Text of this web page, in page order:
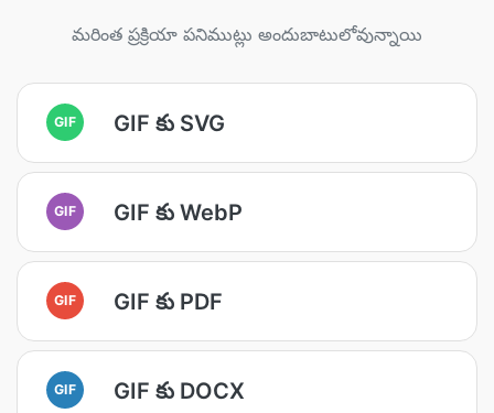
మరింత ప్రక్రియా పనిముట్లు అందుబాటులోవున్నాయి
GIF GIF కు SVG
GIF GIF కు WebP
GIF GIF కు PDF
GIF GIF కు DOCX